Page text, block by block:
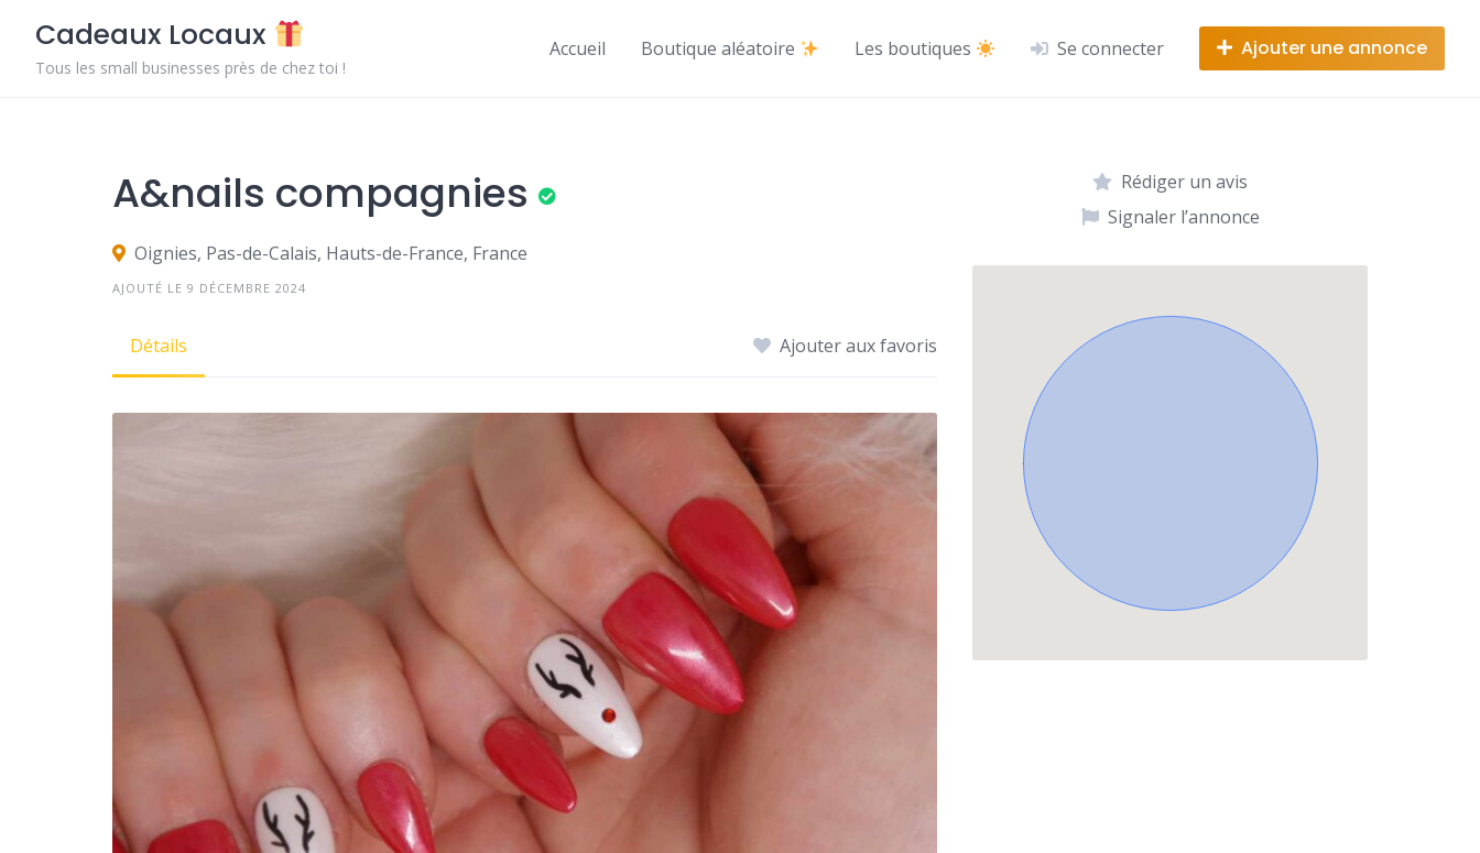
content
Cadeaux Locaux
Tous les small businesses près de chez toi !
Accueil Boutique aléatoire Les boutiques Se connecter Ajouter une annonce
A&nails compagnies
Oignies, Pas-de-Calais, Hauts-de-France, France
AJOUTÉ LE 9 DÉCEMBRE 2024
Détails Ajouter aux favoris
Rédiger un avis
Signaler l’annonce